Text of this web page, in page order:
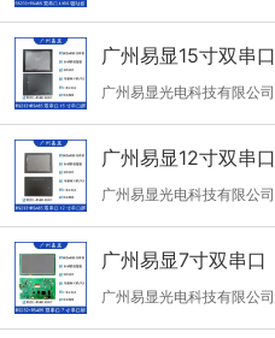
广州易显15寸双串口
广州易显光电科技有限公司
广州易显12寸双串口
广州易显光电科技有限公司
广州易显7寸双串口
广州易显光电科技有限公司